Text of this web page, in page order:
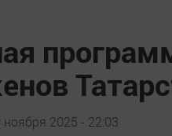
ноября 2025 - 22:03